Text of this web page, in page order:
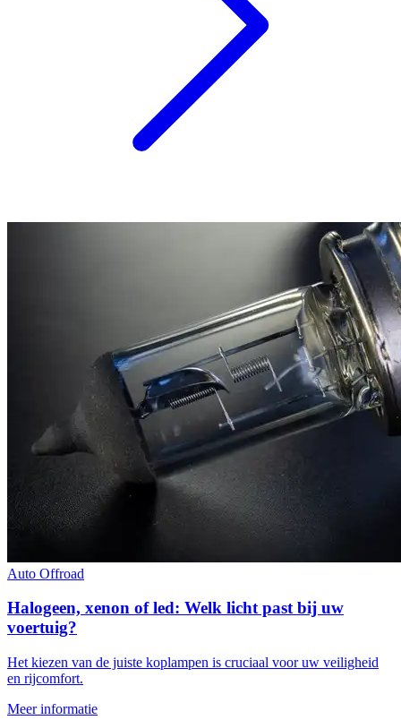
Auto Offroad
Halogeen, xenon of led: Welk licht past bij uw
voertuig?
Het kiezen van de juiste koplampen is cruciaal voor uw veiligheid
en rijcomfort.
Meer informatie